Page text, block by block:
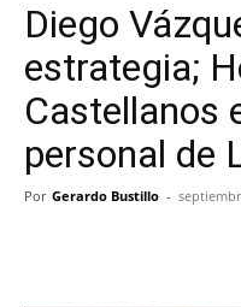
Diego
estrategia;
Castellanos
personal de
Por Gerardo Bustillo -